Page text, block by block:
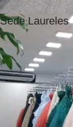
Sede Laureles